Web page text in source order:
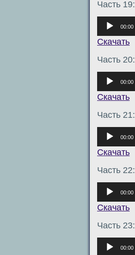
Часть 19:
Аудиоплеер
00:00
Скачать
Часть 20:
Аудиоплеер
00:00
Скачать
Часть 21:
Аудиоплеер
00:00
Скачать
Часть 22:
Аудиоплеер
00:00
Скачать
Часть 23:
Аудиоплеер
00:00